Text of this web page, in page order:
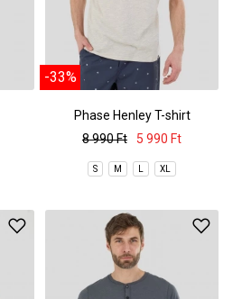
-33%
Phase Henley T-shirt
8 990 Ft
5 990 Ft
S M L XL